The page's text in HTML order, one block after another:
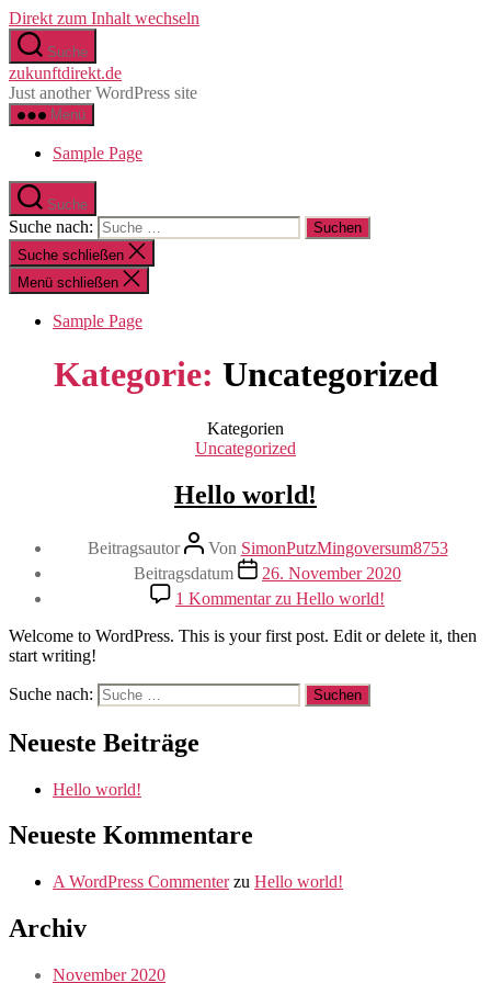
Direkt zum Inhalt wechseln
Suche
zukunftdirekt.de
Just another WordPress site
Menü
Sample Page
Suche
Suche nach:
Suche schließen
Menü schließen
Sample Page
Kategorie: Uncategorized
Kategorien
Uncategorized
Hello world!
Beitragsautor Von SimonPutzMingoversum8753
Beitragsdatum
26. November 2020
1 Kommentarzu Hello world!
Welcome to WordPress. This is your first post. Edit or delete it, then
start writing!
Suche nach:
Neueste Beiträge
Hello world!
Neueste Kommentare
A WordPress Commenterzu Hello world!
Archiv
November 2020